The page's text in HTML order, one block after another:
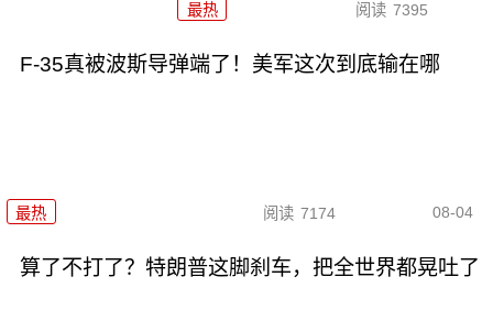
最热 阅读 7395
F-35真被波斯导弹端了！美军这次到底输在哪
最热 阅读 7174 08-04
算了不打了？特朗普这脚刹车，把全世界都晃吐了